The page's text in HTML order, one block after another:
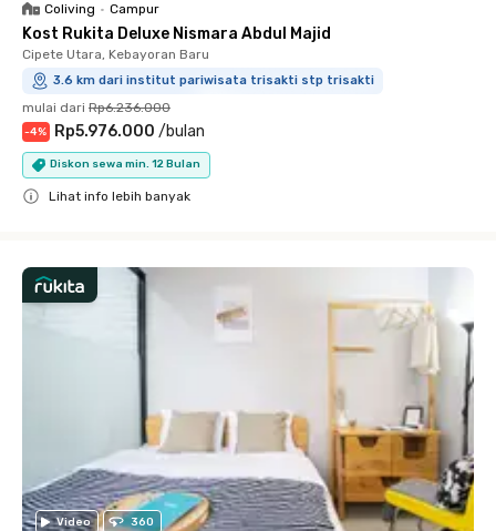
Coliving • Campur
Kost Rukita Deluxe Nismara Abdul Majid
Cipete Utara, Kebayoran Baru
3.6 km dari institut pariwisata trisakti stp trisakti
mulai dari Rp6.236.000
-4% Rp5.976.000 /bulan
Diskon sewa min. 12 Bulan
Lihat info lebih banyak
Video 360